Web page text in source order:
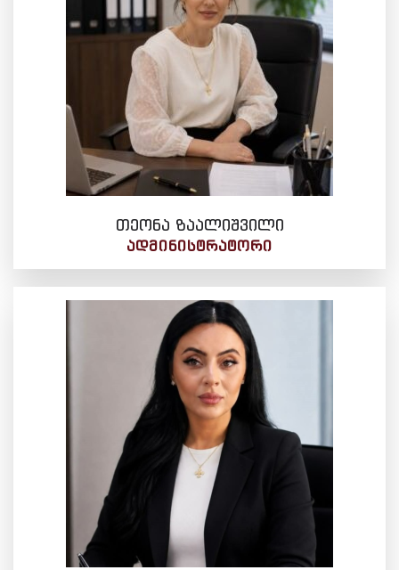
თეონა ზაალიშვილი
ᲐᲓᲛᲘᲜᲘᲡᲢᲠᲐᲢᲝᲠᲘ